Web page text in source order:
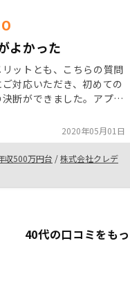
よかった
ットとも、こちらの質問
対応いただき、初めての
断ができました。アプリ
つと思います。2020年05月01日
収500万円台 /株式会社クレデ
40代の口コミをも